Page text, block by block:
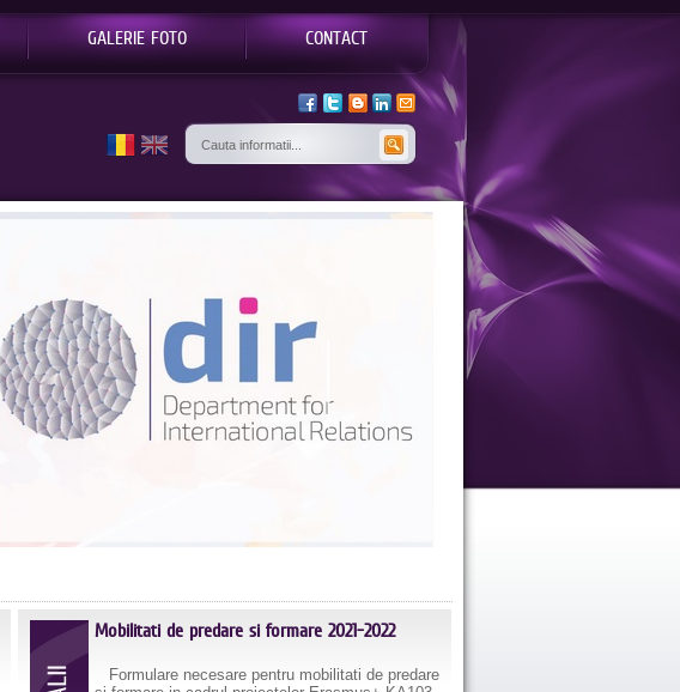
GALERIE FOTO CONTACT
Mobilitati de predare si formare 2021-2022
Formulare necesare pentru mobilitati de predare